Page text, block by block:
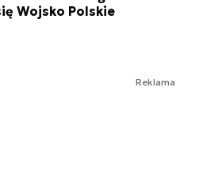
Wojsko Polskie
Reklama